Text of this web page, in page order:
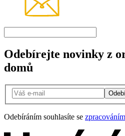
Odebírejte novinky z
domů
Odebíráním souhlasíte se